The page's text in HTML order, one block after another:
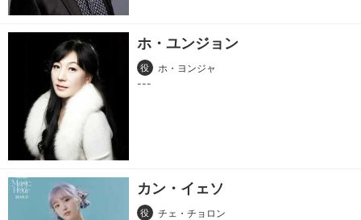
ホ・ユンジョン
役 ホ・ヨンジャ
カン・イェソ
役 チェ・チョロン